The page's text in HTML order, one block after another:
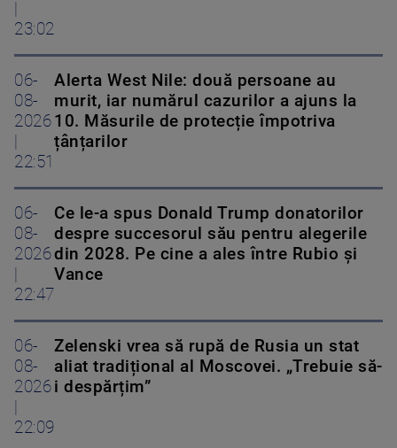
23:02
06-
08-
2026
22:51
Alerta West Nile: două persoane au
murit, iar numărul cazurilor a ajuns la
10. Măsurile de protecție împotriva
țânțarilor
06-
08-
2026
22:47
Ce le-a spus Donald Trump donatorilor
despre succesorul său pentru alegerile
din 2028. Pe cine a ales între Rubio și
Vance
06-
08-
2026
22:09
Zelenski vrea să rupă de Rusia un stat
aliat tradițional al Moscovei. „Trebuie să-
i despărțim”